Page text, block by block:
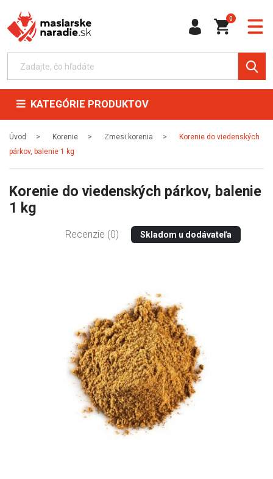
0
KATEGÓRIE PRODUKTOV
Úvod Korenie Zmesi korenia
Korenie do viedenských
párkov, balenie 1 kg
Korenie do viedenských párkov, balenie
1 kg
Recenzie (0) Skladom u dodávateľa